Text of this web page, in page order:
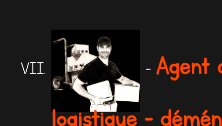
- Agent
logistique -